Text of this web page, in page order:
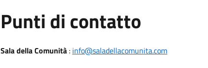
Punti di contatto
Sala della Comunità: info@saladellacomunita.com